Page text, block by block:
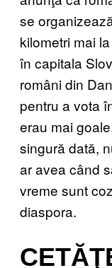
se
kilometri mai
în capitala
români din
pentru a vota
erau mai
singură dată,
ar avea când
vreme sunt
diaspora.